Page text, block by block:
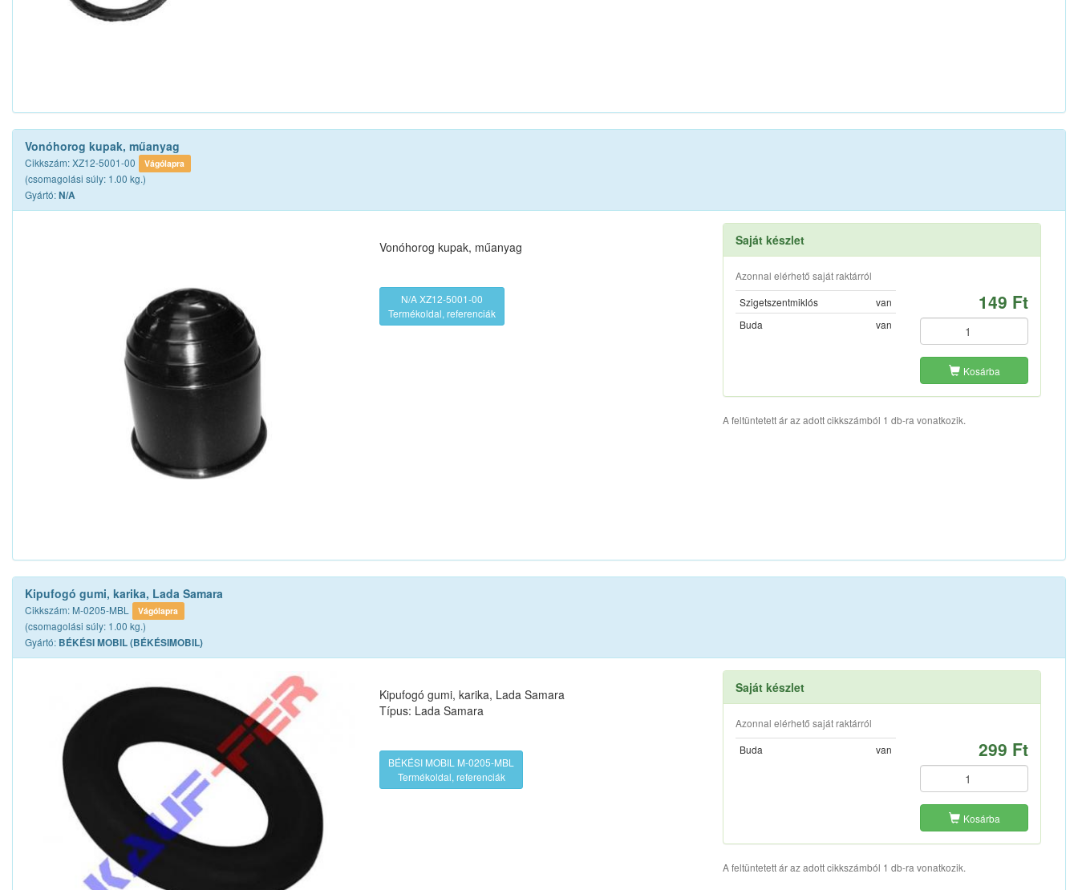
Vonóhorog kupak, műanyag
Cikkszám: XZ12-5001-00 Vágólapra
(csomagolási súly: 1.00 kg.)
Gyártó:N/A
Vonóhorog kupak, műanyag
N/A XZ12-5001-00
Termékoldal, referenciák
Saját készlet
Azonnal elérhető saját raktárról
Szigetszentmiklós
van
Buda
van
149 Ft
Kosárba
A feltüntetett ár az adott cikkszámból 1 db-ra vonatkozik.
Kipufogó gumi, karika, Lada Samara
Cikkszám: M-0205-MBL Vágólapra
(csomagolási súly: 1.00 kg.)
Gyártó: BÉKÉSI MOBIL (BÉKÉSIMOBIL)
Kipufogó gumi, karika, Lada Samara
Típus: Lada Samara
BÉKÉSI MOBIL M-0205-MBL
Termékoldal, referenciák
Saját készlet
Azonnal elérhető saját raktárról
Buda
van 299 Ft
Kosárba
A feltüntetett ár az adott cikkszámból 1 db-ra vonatkozik.